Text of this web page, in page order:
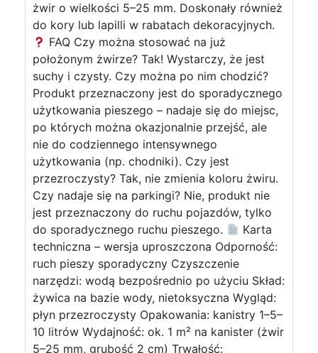
żwir o wielkości 5–25 mm. Doskonały również
do kory lub lapilli w rabatach dekoracyjnych.
FAQ Czy można stosować na już
położonym żwirze? Tak! Wystarczy, że jest
suchy i czysty. Czy można po nim chodzić?
Produkt przeznaczony jest do sporadycznego
użytkowania pieszego – nadaje się do miejsc,
po których można okazjonalnie przejść, ale
nie do codziennego intensywnego
użytkowania (np. chodniki). Czy jest
przezroczysty? Tak, nie zmienia koloru żwiru.
Czy nadaje się na parkingi? Nie, produkt nie
jest przeznaczony do ruchu pojazdów, tylko
do sporadycznego ruchu pieszego.
Karta
techniczna – wersja uproszczona Odporność:
ruch pieszy sporadyczny Czyszczenie
narzędzi: wodą bezpośrednio po użyciu Skład:
żywica na bazie wody, nietoksyczna Wygląd:
płyn przezroczysty Opakowania: kanistry 1–5–
10 litrów Wydajność: ok. 1 m² na kanister (żwir
5–25 mm, grubość 2 cm) Trwałość: